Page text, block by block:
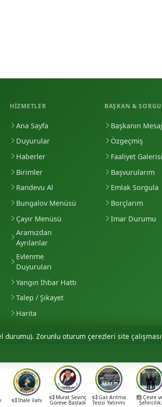
HIZMETLER
Ana Sayfa
Duyurular
Haberler
Birimler
Randevu Al
Bungalov Menüsü
Çayır Menüsü
Aramızdan
Ayrılanlar
Evlenme
Duyuruları
Yangın İhbar Hattı
Talep / Şikayet
Harita
BAŞKAN &
Başkanın
Özgeçmiş
Faaliyet Galerisi
Başvurularım
Emlak Sorgula
Borçlarım
İmar Durumu
Zorunlu oturum çerezleri site
İhale ilanı Murat Sevinç
Göreve Başladı
Gaz Arıtma
Tesisi Yatırımı
Çevre
Şehircilik